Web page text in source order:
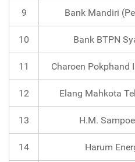
9 Bank Mandiri
10 Bank BTPN
11 Charoen Pokphand
12 Elang Mahkota
13 H.M.
14 Harum